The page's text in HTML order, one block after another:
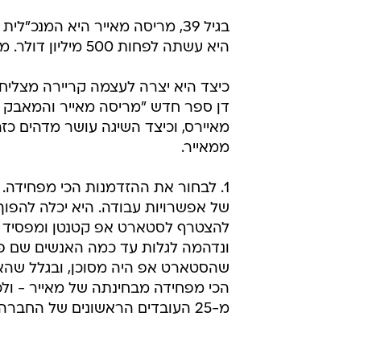
היא עשתה לפחות 500 מיליון דולר. מדובר ב-300 מיליון דולר בגוגל ובעוד 200 מיליון דולר ביאהו.
כיצד היא יצרה לעצמה קריירה
דן ספר חדש "מריסה מאייר
מאיירס, וכיצד השיגה עושר מדהים
ממאייר.
1. לבחור את ההזדמנות הכי
של אפשרויות עבודה. היא יכלה
להצטרף לסטארט אפ קטנטן
ונדהמה לגלות עד כמה האנשים שם
שהסטארט אפ היה מסוכן, ובגלל
הכי מפחידה מבחינתה של מאייר -
מ-25 העובדים הראשונים של החברה.